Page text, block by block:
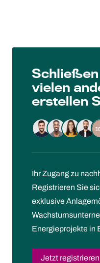
vielen
erstellen
Ihr Zugang zu
Registrieren Sie
exklusive
Energieprojekte in
Jetzt registrieren